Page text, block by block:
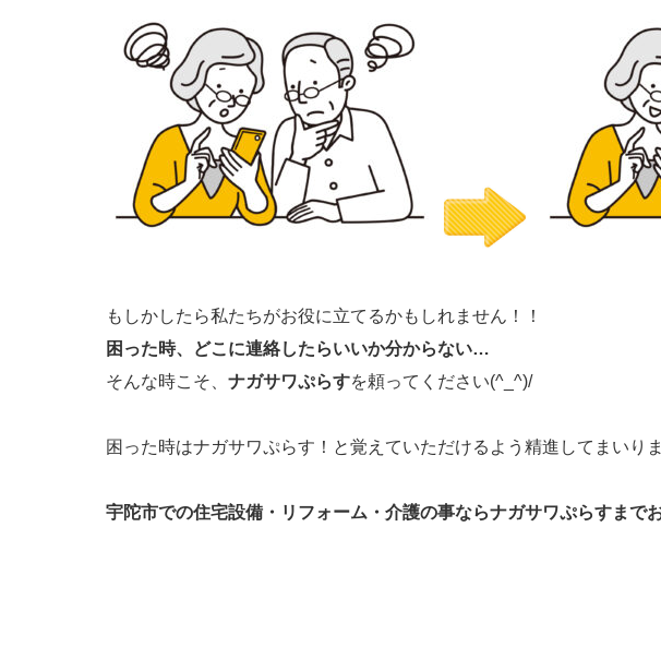
もしかしたら私たちがお役に立てるかもしれません！！
困った時、どこに連絡したらいいか分からない…
そんな時こそ、 ナガサワぷらすを頼ってください(^_^)/
困った時はナガサワぷらす！と覚えていただけるよう精進してまいり
宇陀市での住宅設備・リフォーム・介護の事ならナガサワぷらすまで